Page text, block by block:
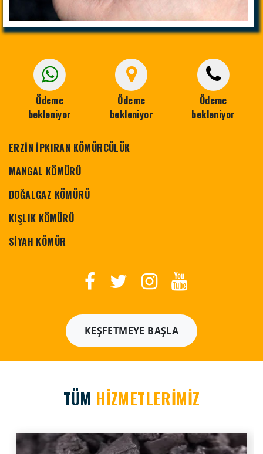
Ödeme
bekleniyor
Ödeme
bekleniyor
Ödeme
bekleniyor
ERZİN İPKIRAN KÖMÜRCÜLÜK
MANGAL KÖMÜRÜ
DOĞALGAZ KÖMÜRÜ
KIŞLIK KÖMÜRÜ
SİYAH KÖMÜR
KEŞFETMEYE BAŞLA
TÜM HİZMETLERİMİZ